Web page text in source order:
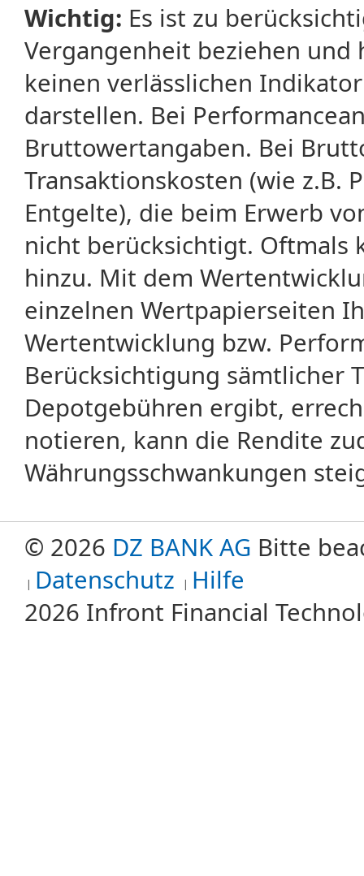
Wichtig: Es ist zu
Vergangenheit beziehen
keinen verlässlichen
darstellen. Bei
Bruttowertangaben. Bei
Transaktionskosten (wie z.B.
Entgelte), die beim Erwerb
nicht berücksichtigt. Oftmals
hinzu. Mit dem
einzelnen Wertpapierseiten
Wertentwicklung bzw.
Berücksichtigung sämtlicher
Depotgebühren ergibt,
notieren, kann die Rendite
Währungsschwankungen
© 2026 DZ BANK AG Bitte
Datenschutz Hilfe
2026 Infront Financial